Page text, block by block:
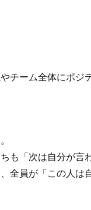
チーム全体にポジ
も「次は自分が言
全員が「この人は